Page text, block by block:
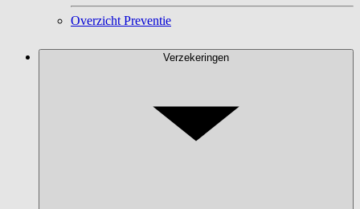
Overzicht Preventie
Verzekeringen